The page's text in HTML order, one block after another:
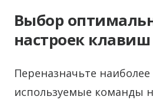
Выбор
настроек клавиш
Переназначьте наиболее
используемые команды